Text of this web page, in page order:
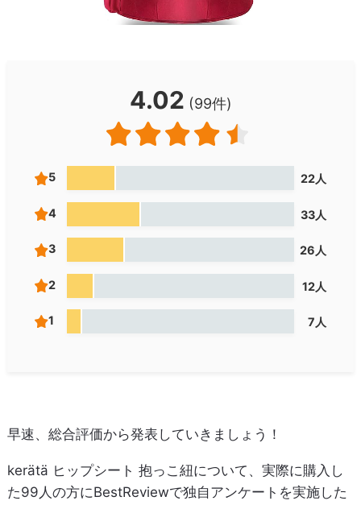
4.02 (99件)
5 22人
4 33人
3 26人
2 12人
1 7人
早速、総合評価から発表していきましょう！
kerätä ヒップシート 抱っこ紐について、実際に購入し
た99人の方にBestReviewで独自アンケートを実施した